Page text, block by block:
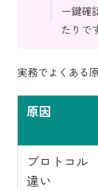
ー鍵確
たりで
実務でよくある
原因
プロトコル
違い